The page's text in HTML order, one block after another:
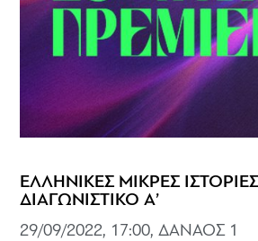
ΕΛΛΗΝΙΚΕΣ ΜΙΚΡΕΣ
ΔΙΑΓΩΝΙΣΤΙΚΟ Α’
29/09/2022, 17:00, ΔΑΝΑΟΣ 1